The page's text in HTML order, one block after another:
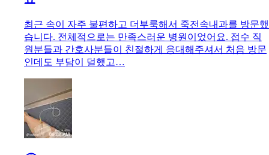
최근 속이 자주 불편하고 더부룩해서 죽전속내과를 방문했
습니다. 전체적으로는 만족스러운 병원이었어요. 접수 직
원분들과 간호사분들이 친절하게 응대해주셔서 처음 방문
인데도 부담이 덜했고…